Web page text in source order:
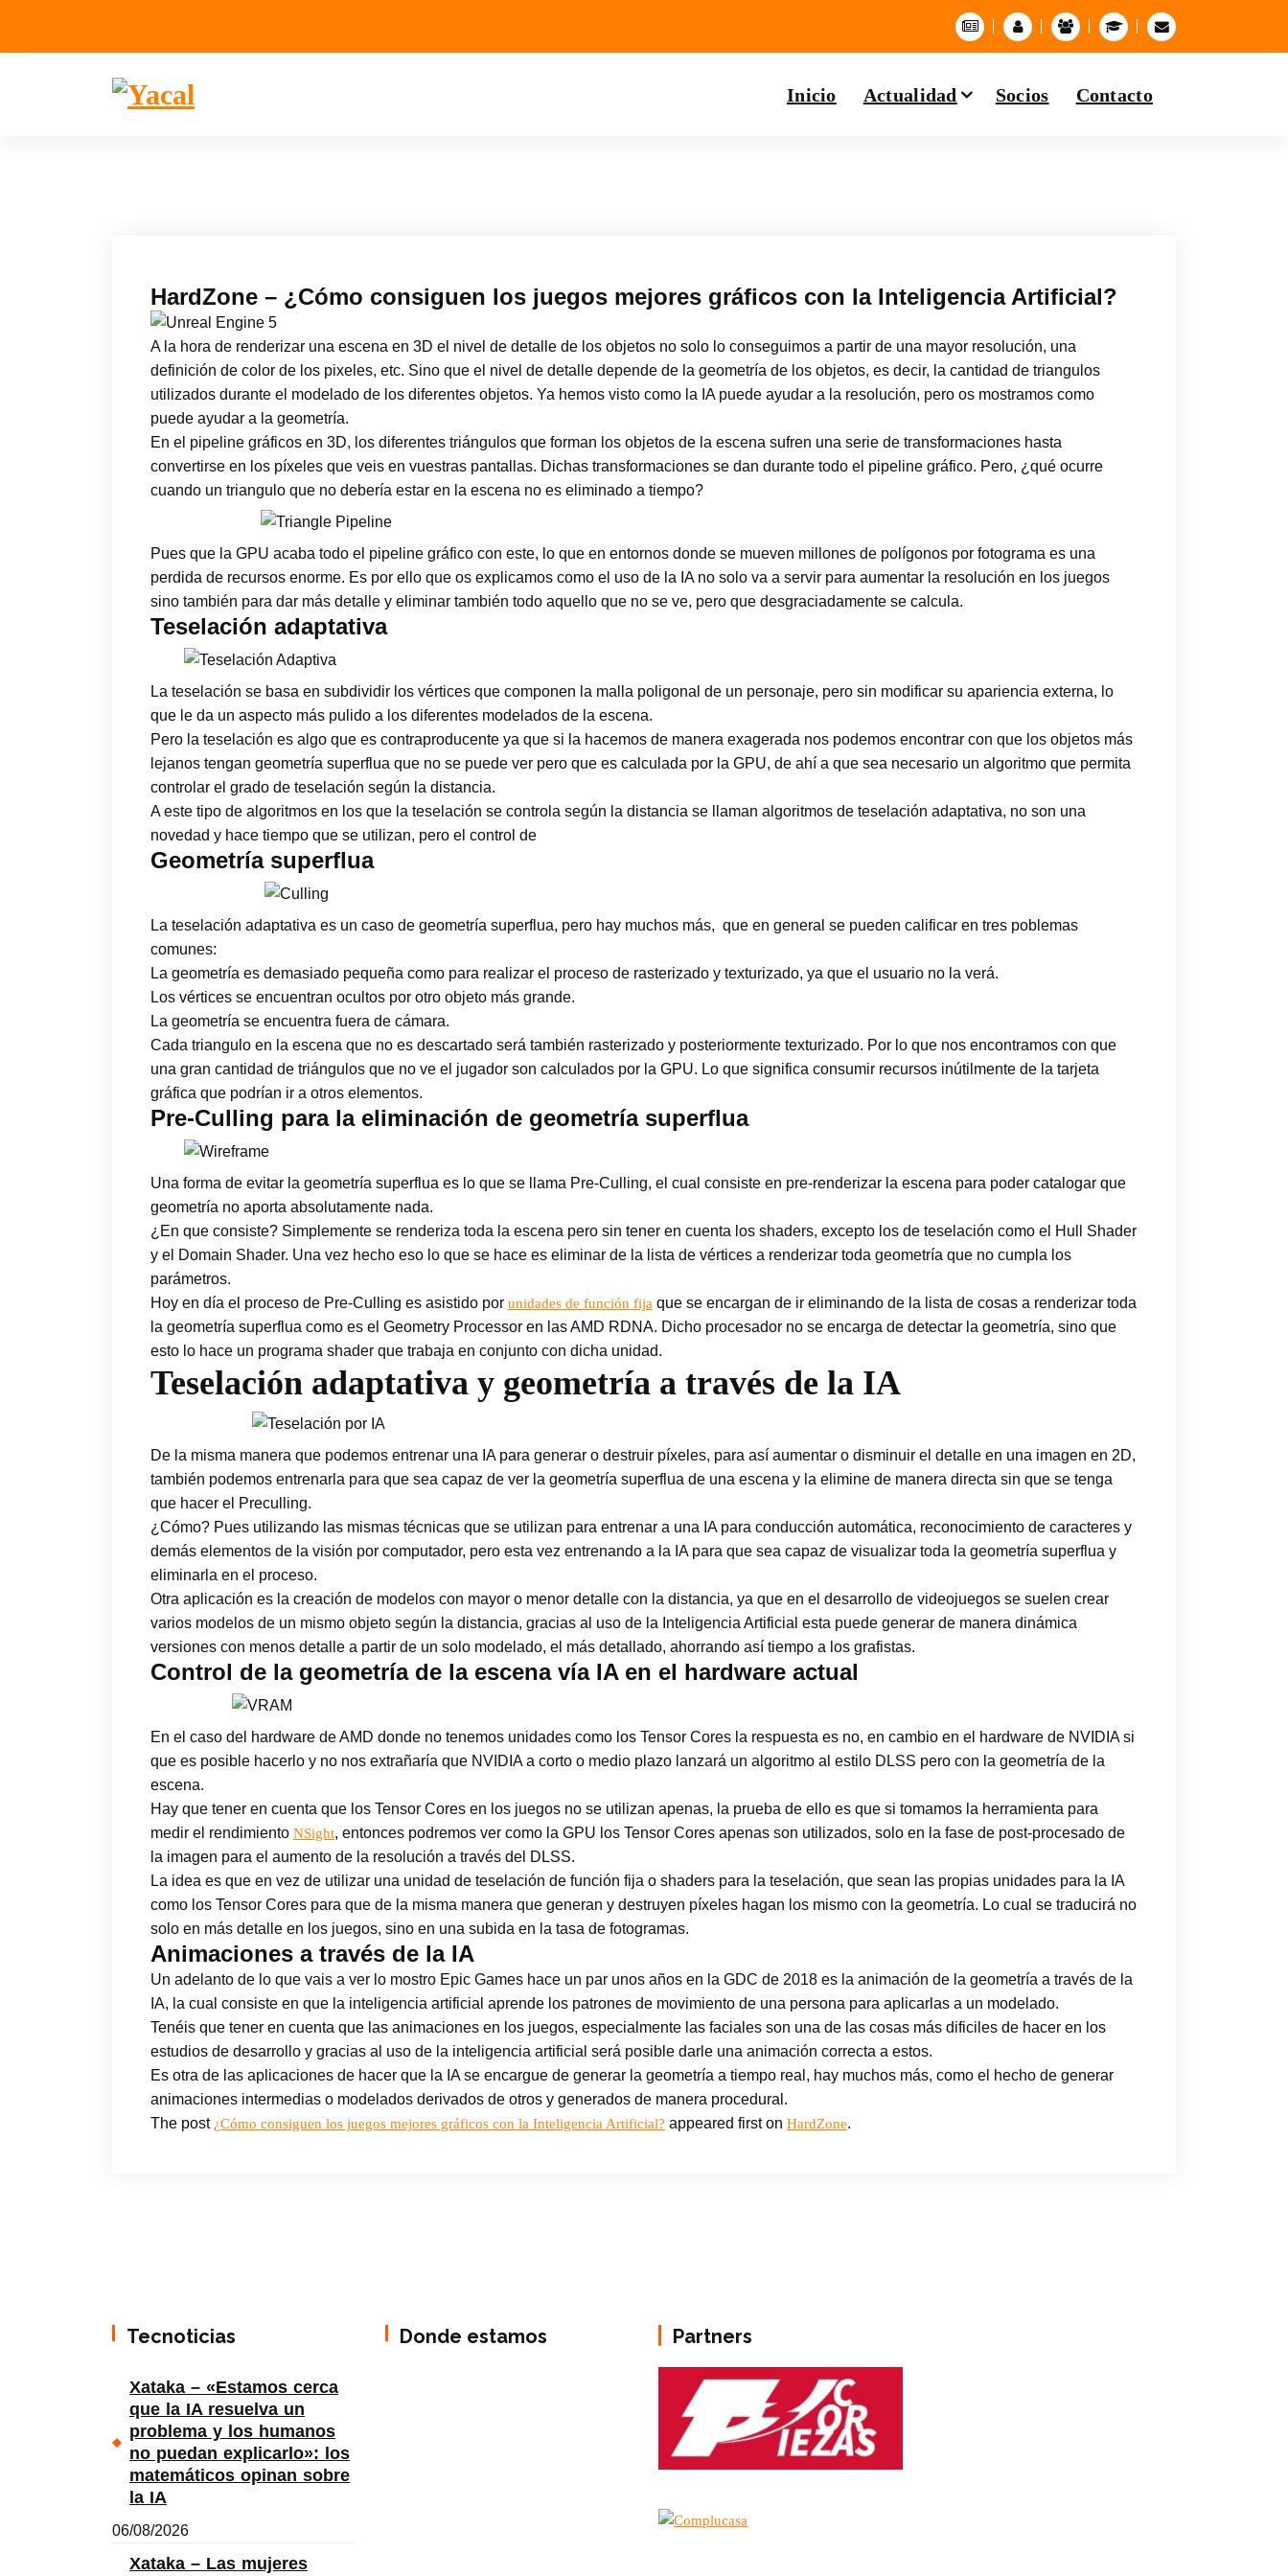
Inicio Actualidad Socios Contacto
HardZone – ¿Cómo consiguen los juegos mejores gráficos con la Inteligencia Artificial?
A la hora de renderizar una escena en 3D el nivel de detalle de los objetos no solo lo conseguimos a partir de una mayor resolución, una
definición de color de los pixeles, etc. Sino que el nivel de detalle depende de la geometría de los objetos, es decir, la cantidad de triangulos
utilizados durante el modelado de los diferentes objetos. Ya hemos visto como la IA puede ayudar a la resolución, pero os mostramos como
puede ayudar a la geometría.
En el pipeline gráficos en 3D, los diferentes triángulos que forman los objetos de la escena sufren una serie de transformaciones hasta
convertirse en los píxeles que veis en vuestras pantallas. Dichas transformaciones se dan durante todo el pipeline gráfico. Pero, ¿qué ocurre
cuando un triangulo que no debería estar en la escena no es eliminado a tiempo?
Pues que la GPU acaba todo el pipeline gráfico con este, lo que en entornos donde se mueven millones de polígonos por fotograma es una
perdida de recursos enorme. Es por ello que os explicamos como el uso de la IA no solo va a servir para aumentar la resolución en los juegos
sino también para dar más detalle y eliminar también todo aquello que no se ve, pero que desgraciadamente se calcula.
Teselación adaptativa
La teselación se basa en subdividir los vértices que componen la malla poligonal de un personaje, pero sin modificar su apariencia externa, lo
que le da un aspecto más pulido a los diferentes modelados de la escena.
Pero la teselación es algo que es contraproducente ya que si la hacemos de manera exagerada nos podemos encontrar con que los objetos más
lejanos tengan geometría superflua que no se puede ver pero que es calculada por la GPU, de ahí a que sea necesario un algoritmo que permita
controlar el grado de teselación según la distancia.
A este tipo de algoritmos en los que la teselación se controla según la distancia se llaman algoritmos de teselación adaptativa, no son una
novedad y hace tiempo que se utilizan, pero el control de
Geometría superflua
La teselación adaptativa es un caso de geometría superflua, pero hay muchos más, que en general se pueden calificar en tres poblemas
comunes:
La geometría es demasiado pequeña como para realizar el proceso de rasterizado y texturizado, ya que el usuario no la verá.
Los vértices se encuentran ocultos por otro objeto más grande.
La geometría se encuentra fuera de cámara.
Cada triangulo en la escena que no es descartado será también rasterizado y posteriormente texturizado. Por lo que nos encontramos con que
una gran cantidad de triángulos que no ve el jugador son calculados por la GPU. Lo que significa consumir recursos inútilmente de la tarjeta
gráfica que podrían ir a otros elementos.
Pre-Culling para la eliminación de geometría superflua
Una forma de evitar la geometría superflua es lo que se llama Pre-Culling, el cual consiste en pre-renderizar la escena para poder catalogar que
geometría no aporta absolutamente nada.
¿En que consiste? Simplemente se renderiza toda la escena pero sin tener en cuenta los shaders, excepto los de teselación como el Hull Shader
y el Domain Shader. Una vez hecho eso lo que se hace es eliminar de la lista de vértices a renderizar toda geometría que no cumpla los
parámetros.
Hoy en día el proceso de Pre-Culling es asistido por unidades de función fija que se encargan de ir eliminando de la lista de cosas a renderizar toda
la geometría superflua como es el Geometry Processor en las AMD RDNA. Dicho procesador no se encarga de detectar la geometría, sino que
esto lo hace un programa shader que trabaja en conjunto con dicha unidad.
Teselación adaptativa y geometría a través de la IA
De la misma manera que podemos entrenar una IA para generar o destruir píxeles, para así aumentar o disminuir el detalle en una imagen en 2D,
también podemos entrenarla para que sea capaz de ver la geometría superflua de una escena y la elimine de manera directa sin que se tenga
que hacer el Preculling.
¿Cómo? Pues utilizando las mismas técnicas que se utilizan para entrenar a una IA para conducción automática, reconocimiento de caracteres y
demás elementos de la visión por computador, pero esta vez entrenando a la IA para que sea capaz de visualizar toda la geometría superflua y
eliminarla en el proceso.
Otra aplicación es la creación de modelos con mayor o menor detalle con la distancia, ya que en el desarrollo de videojuegos se suelen crear
varios modelos de un mismo objeto según la distancia, gracias al uso de la Inteligencia Artificial esta puede generar de manera dinámica
versiones con menos detalle a partir de un solo modelado, el más detallado, ahorrando así tiempo a los grafistas.
Control de la geometría de la escena vía IA en el hardware actual
En el caso del hardware de AMD donde no tenemos unidades como los Tensor Cores la respuesta es no, en cambio en el hardware de NVIDIA si
que es posible hacerlo y no nos extrañaría que NVIDIA a corto o medio plazo lanzará un algoritmo al estilo DLSS pero con la geometría de la
escena.
Hay que tener en cuenta que los Tensor Cores en los juegos no se utilizan apenas, la prueba de ello es que si tomamos la herramienta para
medir el rendimiento NSight, entonces podremos ver como la GPU los Tensor Cores apenas son utilizados, solo en la fase de post-procesado de
la imagen para el aumento de la resolución a través del DLSS.
La idea es que en vez de utilizar una unidad de teselación de función fija o shaders para la teselación, que sean las propias unidades para la IA
como los Tensor Cores para que de la misma manera que generan y destruyen píxeles hagan los mismo con la geometría. Lo cual se traducirá no
solo en más detalle en los juegos, sino en una subida en la tasa de fotogramas.
Animaciones a través de la IA
Un adelanto de lo que vais a ver lo mostro Epic Games hace un par unos años en la GDC de 2018 es la animación de la geometría a través de la
IA, la cual consiste en que la inteligencia artificial aprende los patrones de movimiento de una persona para aplicarlas a un modelado.
Tenéis que tener en cuenta que las animaciones en los juegos, especialmente las faciales son una de las cosas más dificiles de hacer en los
estudios de desarrollo y gracias al uso de la inteligencia artificial será posible darle una animación correcta a estos.
Es otra de las aplicaciones de hacer que la IA se encargue de generar la geometría a tiempo real, hay muchos más, como el hecho de generar
animaciones intermedias o modelados derivados de otros y generados de manera procedural.
The post ¿Cómo consiguen los juegos mejores gráficos con la Inteligencia Artificial? appeared first on HardZone.
Tecnoticias
Xataka – «Estamos cerca
que la IA resuelva un
problema y los humanos
no puedan explicarlo»: los
matemáticos opinan sobre
la IA
06/08/2026
Xataka – Las mujeres
Donde estamos Partners